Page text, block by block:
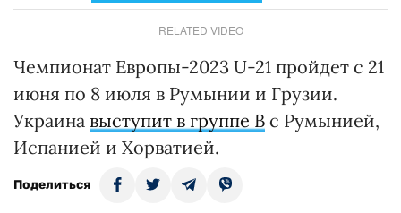
RELATED VIDEO
Чемпионат Европы-2023 U-21 пройдет с 21
июня по 8 июля в Румынии и Грузии.
Украина выступит в группе B с Румынией,
Испанией и Хорватией.
Поделиться